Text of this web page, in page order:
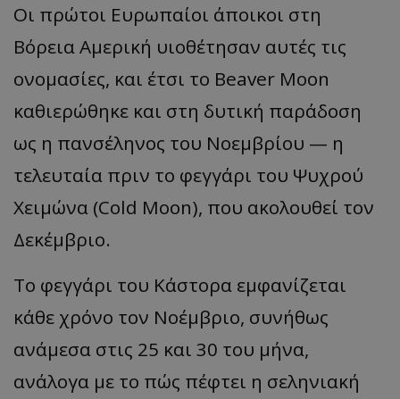
Οι πρώτοι Ευρωπαίοι άποικοι στη
Βόρεια Αμερική υιοθέτησαν αυτές τις
ονομασίες, και έτσι το Beaver Moon
καθιερώθηκε και στη δυτική παράδοση
ως η πανσέληνος του Νοεμβρίου — η
τελευταία πριν το φεγγάρι του Ψυχρού
Χειμώνα (Cold Moon), που ακολουθεί τον
Δεκέμβριο.
Το φεγγάρι του Κάστορα εμφανίζεται
κάθε χρόνο τον Νοέμβριο, συνήθως
ανάμεσα στις 25 και 30 του μήνα,
ανάλογα με το πώς πέφτει η σεληνιακή